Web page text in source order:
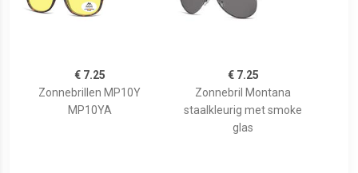
€ 7.25
Zonnebrillen MP10Y
MP10YA
€ 7.25
Zonnebril Montana
staalkleurig met smoke
glas